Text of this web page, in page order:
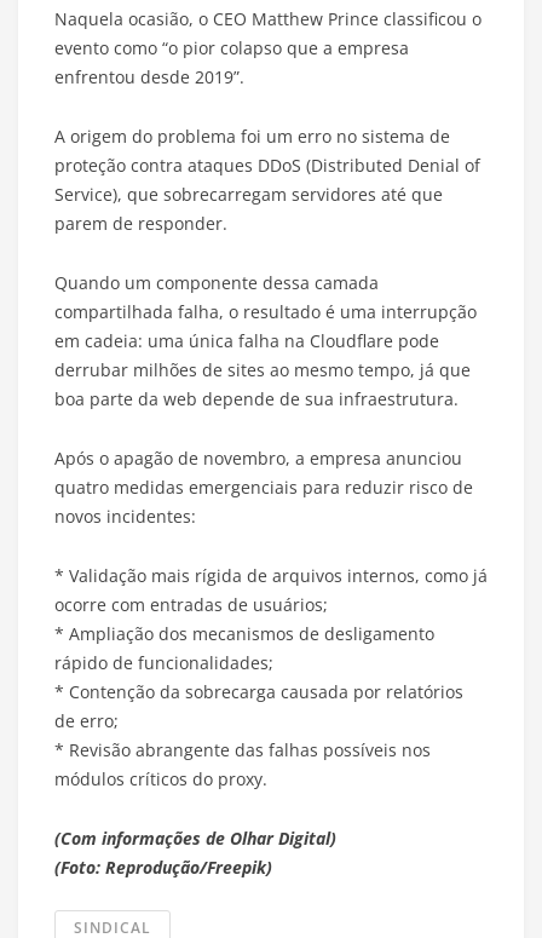
Naquela ocasião, o CEO Matthew Prince classificou o
evento como “o pior colapso que a empresa
enfrentou desde 2019”.
A origem do problema foi um erro no sistema de
proteção contra ataques DDoS (Distributed Denial of
Service), que sobrecarregam servidores até que
parem de responder.
Quando um componente dessa camada
compartilhada falha, o resultado é uma interrupção
em cadeia: uma única falha na Cloudflare pode
derrubar milhões de sites ao mesmo tempo, já que
boa parte da web depende de sua infraestrutura.
Após o apagão de novembro, a empresa anunciou
quatro medidas emergenciais para reduzir risco de
novos incidentes:
* Validação mais rígida de arquivos internos, como já
ocorre com entradas de usuários;
* Ampliação dos mecanismos de desligamento
rápido de funcionalidades;
* Contenção da sobrecarga causada por relatórios
de erro;
* Revisão abrangente das falhas possíveis nos
módulos críticos do proxy.
(Com informações de Olhar Digital)
(Foto: Reprodução/Freepik)
SINDICAL